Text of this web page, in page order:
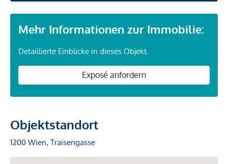
Mehr Informationen zur Immobilie:
Detaillierte Einblicke in dieses Objekt.
Exposé anfordern
Objektstandort
1200 Wien, Traisengasse